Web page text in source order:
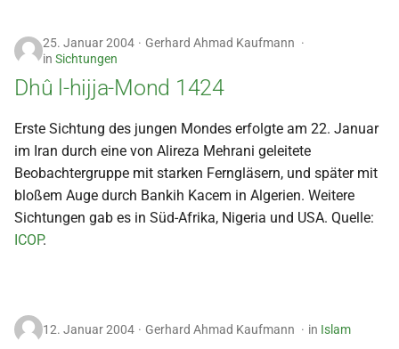
25. Januar 2004
Gerhard Ahmad Kaufmann
in Sichtungen
Dhû l-hijja-Mond 1424
Erste Sichtung des jungen Mondes erfolgte am 22. Januar
im Iran durch eine von Alireza Mehrani geleitete
Beobachtergruppe mit starken Ferngläsern, und später mit
bloßem Auge durch Bankih Kacem in Algerien. Weitere
Sichtungen gab es in Süd-Afrika, Nigeria und USA. Quelle:
ICOP.
12. Januar 2004 Gerhard Ahmad Kaufmann in Islam